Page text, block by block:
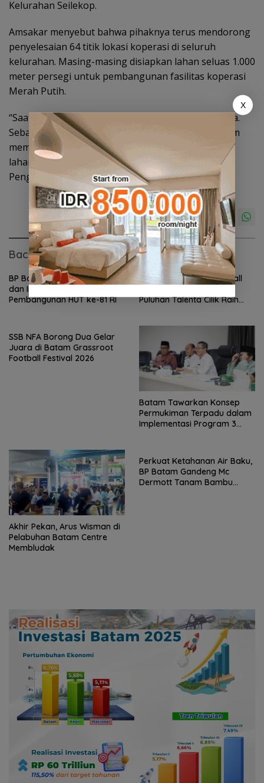
Kelurahan Seilekop.
Amsakar menyebut bahwa pihaknya terus mendorong
penyelesaian 64 titik lokasi koperasi di seluruh
kelurahan. Masing-masing disiapkan lahan seluas 1.000
meter persegi untuk pembangunan fasilitas koperasi
Merah Putih.
“Saat ini sudah ada 31 lahan yang selesai prosesnya.
Sebagian besar merupakan fasum dan fasos. Batam
memiliki karakteristik berbeda karena tata kelola
lahannya berada di bawah kewenangan Badan
Pengusahaan Batam,” jelasnya. (sur/ara)
Baca Juga
BP Batam Tampilkan Peran
dan Inovasi dalam Pawai
Pembangunan HUT ke-81 RI
Batam Grassroot Football
Puluhan Talenta Cilik Raih
SSB NFA Borong Dua Gelar
Juara di Batam Grassroot
Football Festival 2026
Batam Tawarkan Konsep
Permukiman Terpadu dalam
Implementasi Program 3
Akhir Pekan, Arus Wisman di
Pelabuhan Batam Centre
Membludak
Perkuat Ketahanan Air Baku,
BP Batam Gandeng Mc
Dermott Tanam Bambu
X